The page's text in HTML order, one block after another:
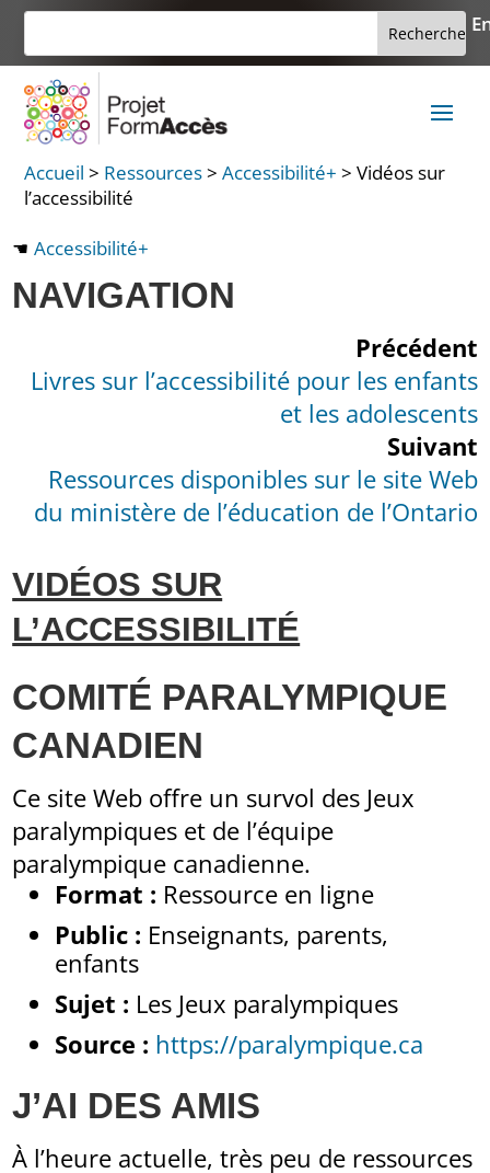
Aller
contenu
Accueil > Ressources>Accessibilité+ >Vidéos sur
l’accessibilité
Accessibilité+
NAVIGATION
Précédent
Livres sur l’accessibilité pour les enfants
et les adolescents
Suivant
Ressources disponibles sur le site Web
du ministère de l’éducation de l’Ontario
VIDÉOS SUR
L’ACCESSIBILITÉ
COMITÉ PARALYMPIQUE
CANADIEN
Ce site Web offre un survol des Jeux
paralympiques et de l’équipe
paralympique canadienne.
Format : Ressource en ligne
Public : Enseignants, parents,
enfants
Sujet : Les Jeux paralympiques
Source : https://paralympique.ca
J’AI DES AMIS
À l’heure actuelle, très peu de ressources